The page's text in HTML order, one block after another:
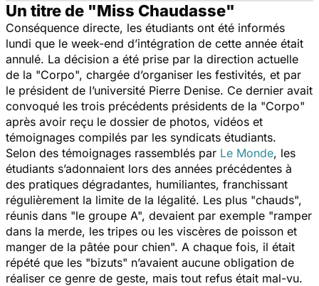
Un titre de "Miss Chaudasse"
Conséquence directe, les étudiants ont été informés
lundi que le week-end d’intégration de cette année était
annulé. La décision a été prise par la direction actuelle
de la "Corpo", chargée d’organiser les festivités, et par
le président de l’université Pierre Denise. Ce dernier avait
convoqué les trois précédents présidents de la "Corpo"
après avoir reçu le dossier de photos, vidéos et
témoignages compilés par les syndicats étudiants.
Selon des témoignages rassemblés par Le Monde, les
étudiants s’adonnaient lors des années précédentes à
des pratiques dégradantes, humiliantes, franchissant
régulièrement la limite de la légalité. Les plus "chauds",
réunis dans "le groupe A", devaient par exemple "ramper
dans la merde, les tripes ou les viscères de poisson et
manger de la pâtée pour chien". A chaque fois, il était
répété que les "bizuts" n’avaient aucune obligation de
réaliser ce genre de geste, mais tout refus était mal-vu.